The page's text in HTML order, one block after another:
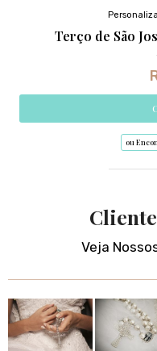
Terço de São
ou
Veja